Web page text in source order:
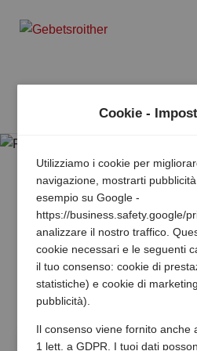
Cookie -
Utilizziamo i cookie per
navigazione, mostrarti
esempio su Google -
https://business.safety.google/
analizzare il nostro traffico.
cookie necessari e le seguenti
il tuo consenso: cookie di
statistiche) e cookie di
pubblicità).
Il consenso viene fornito anche
1 lett. a GDPR. I tuoi dati